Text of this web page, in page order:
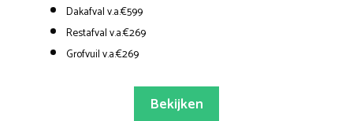
Dakafval v.a.€599
Restafval v.a.€269
Grofvuil v.a.€269
Bekijken